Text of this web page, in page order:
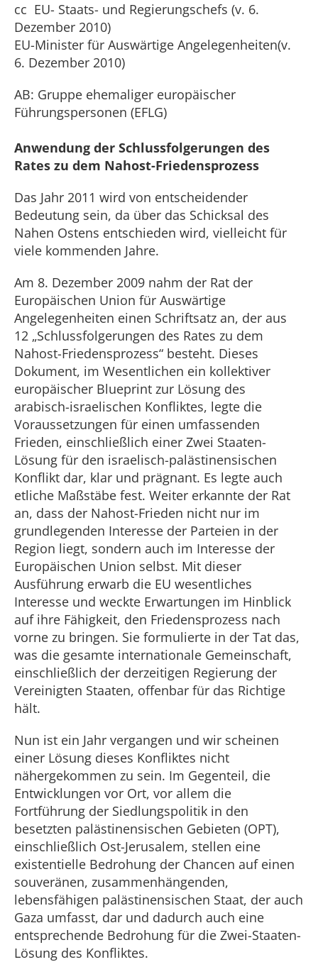
cc EU- Staats- und Regierungschefs (v. 6.
Dezember 2010)
EU-Minister für Auswärtige Angelegenheiten(v.
6. Dezember 2010)
AB: Gruppe ehemaliger europäischer
Führungspersonen (EFLG)
Anwendung der Schlussfolgerungen des
Rates zu dem Nahost-Friedensprozess
Das Jahr 2011 wird von entscheidender
Bedeutung sein, da über das Schicksal des
Nahen Ostens entschieden wird, vielleicht für
viele kommenden Jahre.
Am 8. Dezember 2009 nahm der Rat der
Europäischen Union für Auswärtige
Angelegenheiten einen Schriftsatz an, der aus
12 „Schlussfolgerungen des Rates zu dem
Nahost-Friedensprozess“ besteht. Dieses
Dokument, im Wesentlichen ein kollektiver
europäischer Blueprint zur Lösung des
arabisch-israelischen Konfliktes, legte die
Voraussetzungen für einen umfassenden
Frieden, einschließlich einer Zwei Staaten-
Lösung für den israelisch-palästinensischen
Konflikt dar, klar und prägnant. Es legte auch
etliche Maßstäbe fest. Weiter erkannte der Rat
an, dass der Nahost-Frieden nicht nur im
grundlegenden Interesse der Parteien in der
Region liegt, sondern auch im Interesse der
Europäischen Union selbst. Mit dieser
Ausführung erwarb die EU wesentliches
Interesse und weckte Erwartungen im Hinblick
auf ihre Fähigkeit, den Friedensprozess nach
vorne zu bringen. Sie formulierte in der Tat das,
was die gesamte internationale Gemeinschaft,
einschließlich der derzeitigen Regierung der
Vereinigten Staaten, offenbar für das Richtige
hält.
Nun ist ein Jahr vergangen und wir scheinen
einer Lösung dieses Konfliktes nicht
nähergekommen zu sein. Im Gegenteil, die
Entwicklungen vor Ort, vor allem die
Fortführung der Siedlungspolitik in den
besetzten palästinensischen Gebieten (OPT),
einschließlich Ost-Jerusalem, stellen eine
existentielle Bedrohung der Chancen auf einen
souveränen, zusammenhängenden,
lebensfähigen palästinensischen Staat, der auch
Gaza umfasst, dar und dadurch auch eine
entsprechende Bedrohung für die Zwei-Staaten-
Lösung des Konfliktes.